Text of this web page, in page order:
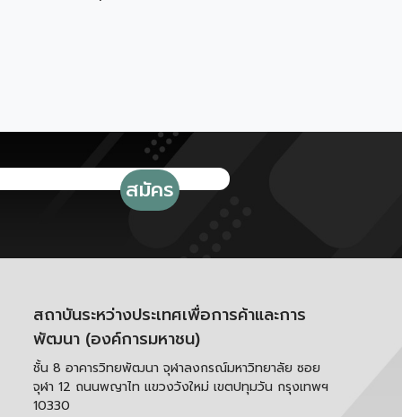
สถาบันระหว่างประเทศเพื่อการค้าและการ
พัฒนา (องค์การมหาชน)
ชั้น 8 อาคารวิทยพัฒนา จุฬาลงกรณ์มหาวิทยาลัย ซอย
จุฬา 12 ถนนพญาไท แขวงวังใหม่ เขตปทุมวัน กรุงเทพฯ
10330